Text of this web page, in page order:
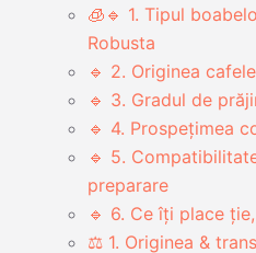
🧊🔹 1. Tipul
Robusta
🔹 2. Originea
🔹 3. Gradul de
🔹 4. Prospețimea
🔹 5.
preparare
🔹 6. Ce îți place
⚖️ 1. Originea &